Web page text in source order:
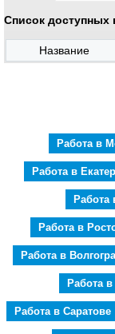
Список доступных
Название
Работа в
Работа в
Работа
Работа в
Работа в
Работа
Работа в Саратове